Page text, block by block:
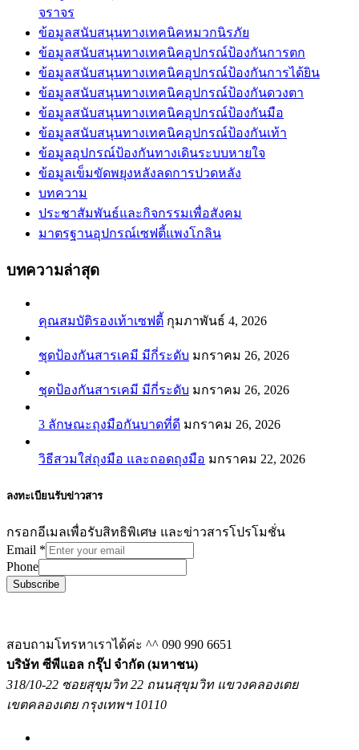
จราจร
ข้อมูลสนับสนุนทางเทคนิคหมวกนิรภัย
ข้อมูลสนับสนุนทางเทคนิคอุปกรณ์ป้องกันการตก
ข้อมูลสนับสนุนทางเทคนิคอุปกรณ์ป้องกันการได้ยิน
ข้อมูลสนับสนุนทางเทคนิคอุปกรณ์ป้องกันดวงตา
ข้อมูลสนับสนุนทางเทคนิคอุปกรณ์ป้องกันมือ
ข้อมูลสนับสนุนทางเทคนิคอุปกรณ์ป้องกันเท้า
ข้อมูลอุปกรณ์ป้องกันทางเดินระบบหายใจ
ข้อมูลเข็มขัดพยุงหลังลดการปวดหลัง
บทความ
ประชาสัมพันธ์และกิจกรรมเพื่อสังคม
มาตรฐานอุปกรณ์เซฟตี้แพงโกลิน
บทความล่าสุด
คุณสมบัติรองเท้าเซฟตี้ กุมภาพันธ์ 4, 2026
ชุดป้องกันสารเคมี มีกี่ระดับ มกราคม 26, 2026
ชุดป้องกันสารเคมี มีกี่ระดับ มกราคม 26, 2026
3 ลักษณะถุงมือกันบาดที่ดี มกราคม 26, 2026
วิธีสวมใส่ถุงมือ และถอดถุงมือ มกราคม 22, 2026
ลงทะเบียนรับข่าวสาร
กรอกอีเมลเพื่อรับสิทธิพิเศษ และข่าวสารโปรโมชั่น
Email *
Phone
Subscribe
สอบถามโทรหาเราได้ค่ะ ^^ 090 990 6651
บริษัท ซีพีแอล กรุ๊ป จำกัด (มหาชน)
318/10-22 ซอยสุขุมวิท 22 ถนนสุขุมวิท แขวงคลองเตย
เขตคลองเตย กรุงเทพฯ 10110